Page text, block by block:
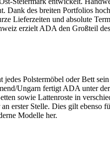
Dank des breiten Portfolios
Lieferzeiten und absolute
erzielt ADA den Großteil
Polstermöbel oder Bett
Ungarn fertigt ADA unter
sowie Lattenroste in
erster Stelle. Dies gilt ebenso
Modelle her.